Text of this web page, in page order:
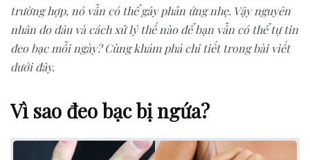
trường hợp, nó vẫn có thể gây phản ứng nhẹ. Vậy nguyên
nhân do đâu và cách xử lý thế nào để bạn vẫn có thể tự tin
đeo bạc mỗi ngày? Cùng khám phá chi tiết trong bài viết
dưới đây.
Vì sao đeo bạc bị ngứa?